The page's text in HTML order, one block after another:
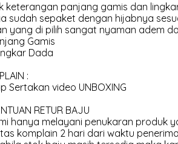
keterangan panjang gamis dan
sudah sepaket dengan hijabnya
yang di pilih sangat nyaman adem
Gamis
Dada
:
Sertakan video UNBOXING
RETUR BAJU
hanya melayani penukaran produk
komplain 2 hari dari waktu